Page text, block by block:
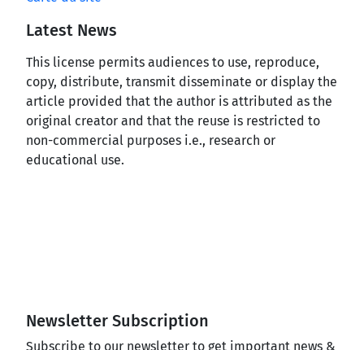
Latest News
This license permits audiences to use, reproduce,
copy, distribute, transmit disseminate or display the
article provided that the author is attributed as the
original creator and that the reuse is restricted to
non-commercial purposes i.e., research or
educational use.
Newsletter Subscription
Subscribe to our newsletter to get important news &